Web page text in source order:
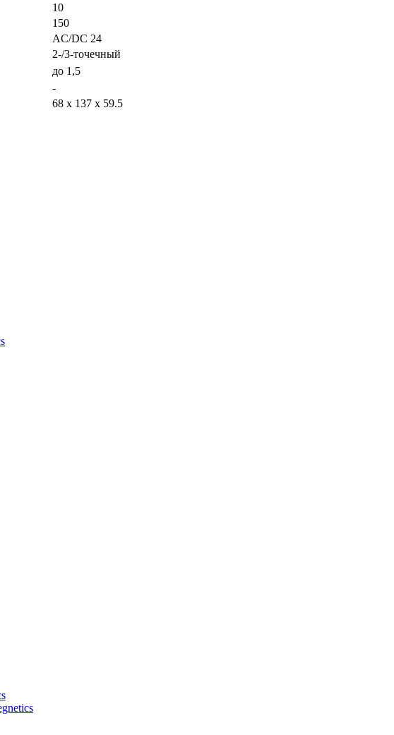
10
150
AC/DC 24
2-/3-точечный
до 1,5
-
68 x 137 x 59.5